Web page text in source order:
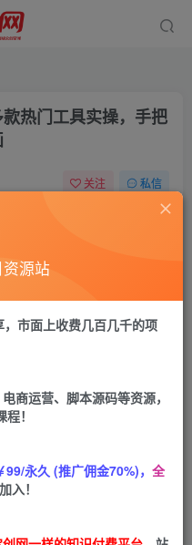
热门工具实操，手把
关注 私信
源站
市面上收费几百几千的项
商运营、脚本源码等资源，
！
99/永久 (推广佣金70%)， 全
入！